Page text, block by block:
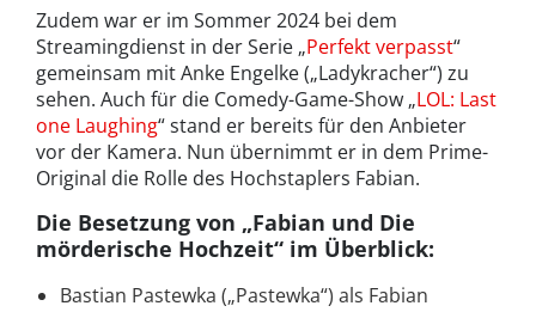
Zudem war er im Sommer 2024 bei dem
Streamingdienst in der Serie „Perfekt verpasst“
gemeinsam mit Anke Engelke („Ladykracher“) zu
sehen. Auch für die Comedy-Game-Show „LOL: Last
one Laughing“ stand er bereits für den Anbieter
vor der Kamera. Nun übernimmt er in dem Prime-
Original die Rolle des Hochstaplers Fabian.
Die Besetzung von „Fabian und Die
mörderische Hochzeit“ im Überblick:
Bastian Pastewka („Pastewka“) als Fabian